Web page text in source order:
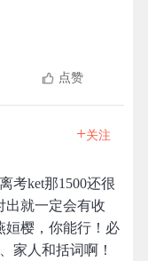
点赞
+关注
考ket那1500还很
出就一定会有收
姮樱，你能行！必
家人和括词啊！